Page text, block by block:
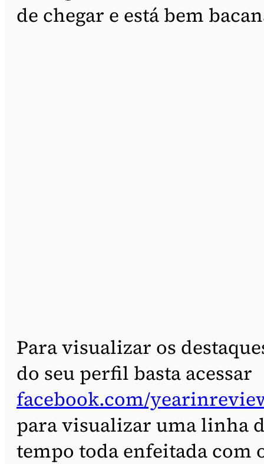
de chegar e está bem
Para visualizar os
do seu perfil basta acessar
facebook.com/
para visualizar uma linha
tempo toda enfeitada com